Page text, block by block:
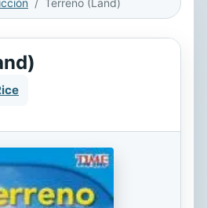
Terreno (Land)